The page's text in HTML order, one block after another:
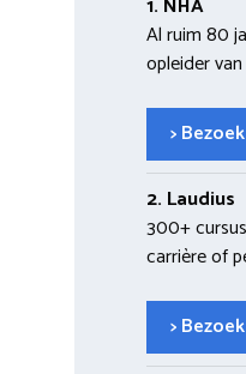
Al ruim 80
opleider
>
2. Laudius
300+
carrière of
>